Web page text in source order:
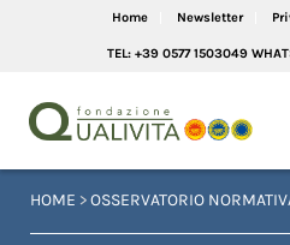
Home Newsletter
TEL: +39 0577 1503049
HOME >OSSERVATORIO